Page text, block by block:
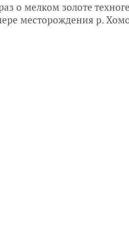
о мелком золоте
месторождения р.